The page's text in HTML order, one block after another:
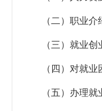
（二）职业
（三）就业
（四）对就
（五）办理